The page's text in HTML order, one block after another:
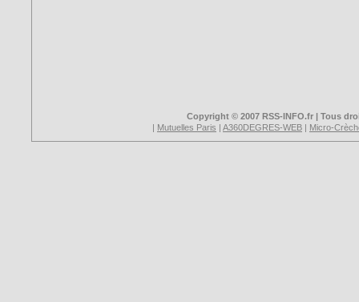
Copyright © 2007 RSS-INFO.fr | Tous
| Mutuelles Paris | A360DEGRES-WEB | Micro-